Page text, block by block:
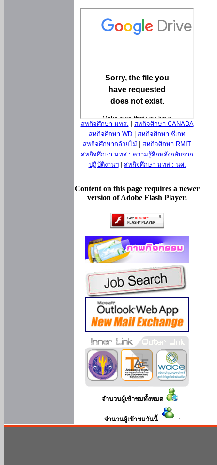
สหกิจศึกษา มทส.
สหกิจศึกษา CANADA
สหกิจศึกษา WD
สหกิจศึกษา ซีเกท
สหกิจศึกษากล้วยไม้
สหกิจศึกษา RMIT
สหกิจศึกษา มทส : ความรู้สึกหลังกลับจาก
ปฏิบัติงานฯ| สหกิจศึกษา มทส : นศ.
Content on this page requires a newer
version of Adobe Flash Player.
จำนวนผู้เข้าชมทั้งหมด :
จำนวนผู้เข้าชมวันนี้ :